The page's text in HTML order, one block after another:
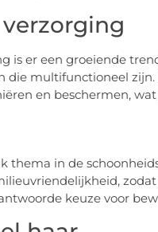
is er een groeiende
die multifunctioneel
en beschermen,
thema in de
keuze voor